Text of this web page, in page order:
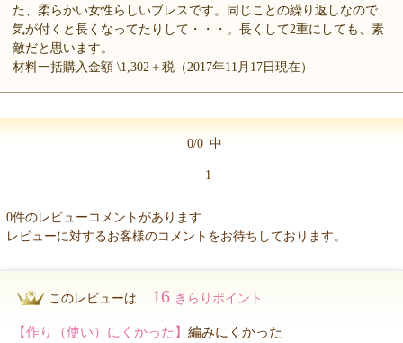
た、柔らかい女性らしいブレスです。同じことの繰り返しなので、
気が付くと長くなってたりして・・・。長くして2重にしても、素
敵だと思います。
材料一括購入金額 \1,302＋税（2017年11月17日現在）
0/0 中
1
0件のレビューコメントがあります
レビューに対するお客様のコメントをお待ちしております。
このレビューは... 16 きらりポイント
【作り（使い）にくかった】 編みにくかった